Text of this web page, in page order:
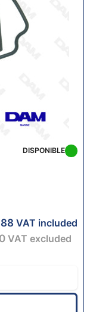
DISPONIBLE
VAT included
VAT excluded